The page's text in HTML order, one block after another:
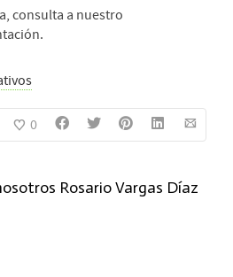
consulta a nuestro
0
Rosario Vargas Díaz